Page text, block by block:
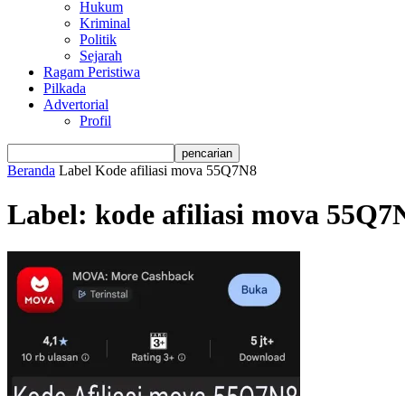
Hukum
Kriminal
Politik
Sejarah
Ragam Peristiwa
Pilkada
Advertorial
Profil
Beranda Label Kode afiliasi mova 55Q7N8
Label: kode afiliasi mova